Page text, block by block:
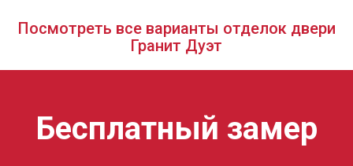
Посмотреть все варианты отделок двери
Гранит Дуэт
Бесплатный замер